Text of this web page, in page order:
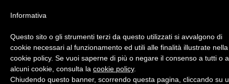
Login Registrazione
Informativa
Questo sito o gli strumenti terzi da questo utilizzati si avvalgono di
cookie necessari al funzionamento ed utili alle finalità illustrate nella
cookie policy. Se vuoi saperne di più o negare il consenso a tutti o
alcuni cookie, consulta la cookie policy.
Chiudendo questo banner, scorrendo questa pagina, cliccando su